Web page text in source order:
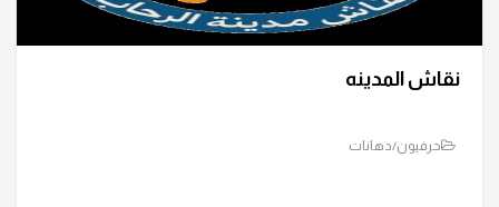
نقاش المدينه
حرفيون/دهانات